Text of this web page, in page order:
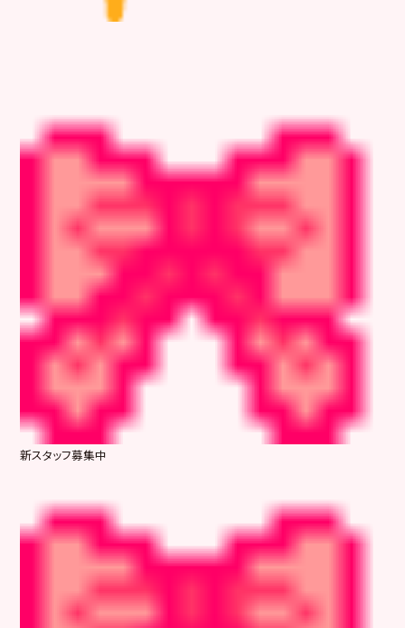
新スタッフ募集中